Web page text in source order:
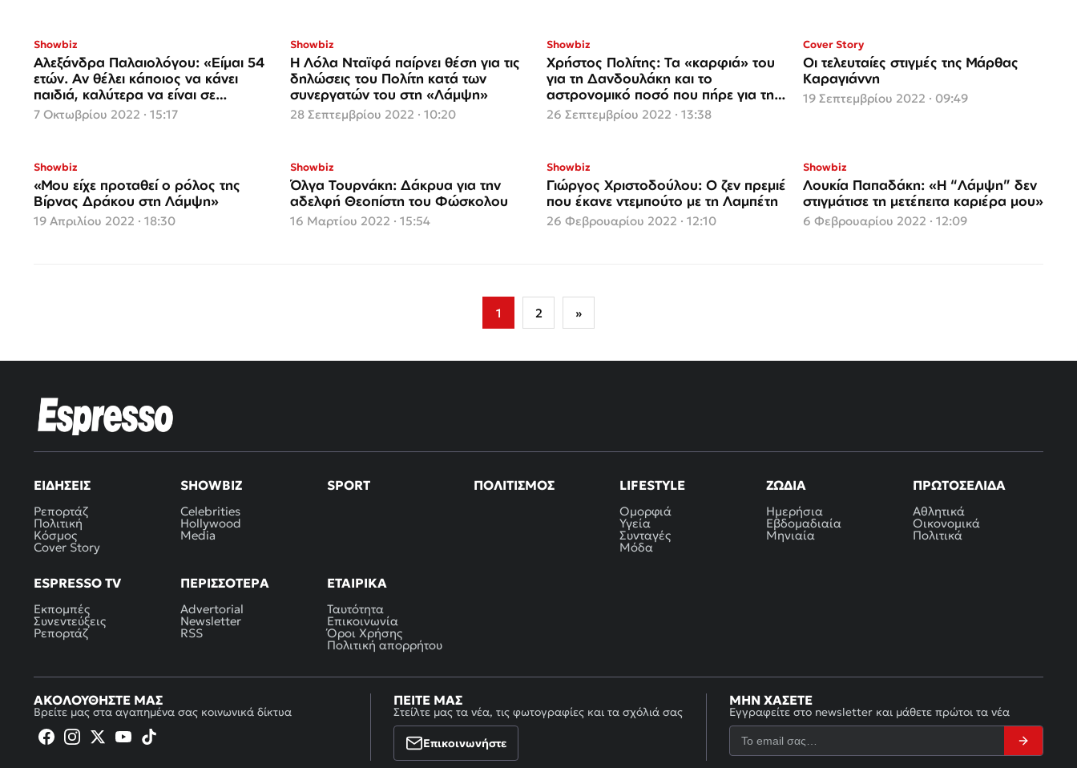
Showbiz
Αλεξάνδρα Παλαιολόγου: «Είμαι 54
ετών. Αν θέλει κάποιος να κάνει
παιδιά, καλύτερα να είναι σε
μικρότερη ηλικία»
7 Οκτωβρίου 2022 · 15:17
Showbiz
Η Λόλα Νταϊφά παίρνει θέση για τις
δηλώσεις του Πολίτη κατά των
συνεργατών του στη «Λάμψη»
28 Σεπτεμβρίου 2022 · 10:20
Showbiz
Χρήστος Πολίτης: Τα «καρφιά» του
για τη Δανδουλάκη και το
αστρονομικό ποσό που πήρε για τη
«Λάμψη»
26 Σεπτεμβρίου 2022 · 13:38
Cover Story
Οι τελευταίες στιγμές της Μάρθας
Καραγιάννη
19 Σεπτεμβρίου 2022 · 09:49
Showbiz
«Μου είχε προταθεί ο ρόλος της
Βίρνας Δράκου στη Λάμψη»
19 Απριλίου 2022 · 18:30
Showbiz
Όλγα Τουρνάκη: Δάκρυα για την
αδελφή Θεοπίστη του Φώσκολου
16 Μαρτίου 2022 · 15:54
Showbiz
Γιώργος Χριστοδούλου: Ο ζεν πρεμιέ
που έκανε ντεμπούτο με τη Λαμπέτη
26 Φεβρουαρίου 2022 · 12:10
Showbiz
Λουκία Παπαδάκη: «H “Λάμψη” δεν
στιγμάτισε τη μετέπειτα καριέρα μου»
6 Φεβρουαρίου 2022 · 12:09
1 2 »
ΕΙΔΉΣΕΙΣ
Ρεπορτάζ
Πολιτική
Κόσμος
Cover Story
SHOWBIZ
Celebrities
Hollywood
Media
SPORT ΠΟΛΙΤΙΣΜΌΣ LIFESTYLE
Ομορφιά
Υγεία
Συνταγές
Μόδα
ΖΏΔΙΑ
Ημερήσια
Εβδομαδιαία
Μηνιαία
ΠΡΩΤΟΣΈΛΙΔΑ
Αθλητικά
Οικονομικά
Πολιτικά
ESPRESSO TV
Εκπομπές
Συνεντεύξεις
Ρεπορτάζ
ΠΕΡΙΣΣΌΤΕΡΑ
Advertorial
Newsletter
RSS
ΕΤΑΙΡΙΚΆ
Ταυτότητα
Επικοινωνία
Όροι Χρήσης
Πολιτική απορρήτου
ΑΚΟΛΟΥΘΉΣΤΕ ΜΑΣ
Βρείτε μας στα αγαπημένα σας κοινωνικά δίκτυα
ΠΕΊΤΕ ΜΑΣ
Στείλτε μας τα νέα, τις φωτογραφίες και τα σχόλιά σας
Επικοινωνήστε
ΜΗΝ ΧΆΣΕΤΕ
Εγγραφείτε στο newsletter και μάθετε πρώτοι τα νέα